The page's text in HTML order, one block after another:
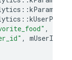
::
::
,
, mUserId